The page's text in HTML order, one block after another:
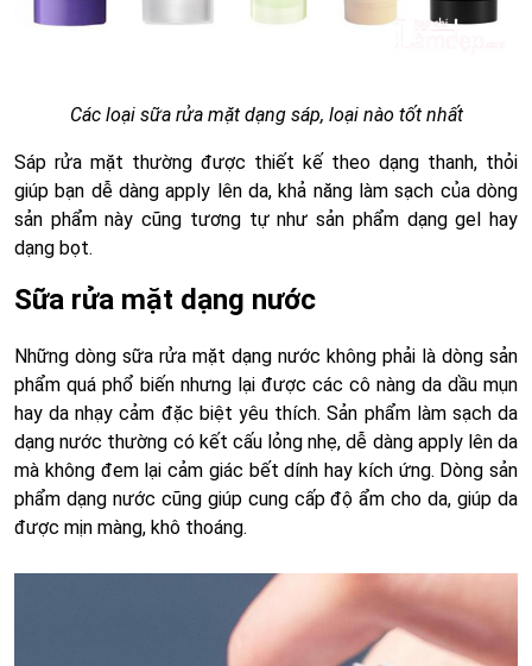
Các loại sữa rửa mặt dạng sáp, loại nào tốt nhất
Sáp rửa mặt thường được thiết kế theo dạng thanh, thỏi
giúp bạn dễ dàng apply lên da, khả năng làm sạch của dòng
sản phẩm này cũng tương tự như sản phẩm dạng gel hay
dạng bọt.
Sữa rửa mặt dạng nước
Những dòng sữa rửa mặt dạng nước không phải là dòng sản
phẩm quá phổ biến nhưng lại được các cô nàng da dầu mụn
hay da nhạy cảm đặc biệt yêu thích. Sản phẩm làm sạch da
dạng nước thường có kết cấu lỏng nhẹ, dễ dàng apply lên da
mà không đem lại cảm giác bết dính hay kích ứng. Dòng sản
phẩm dạng nước cũng giúp cung cấp độ ẩm cho da, giúp da
được mịn màng, khô thoáng.